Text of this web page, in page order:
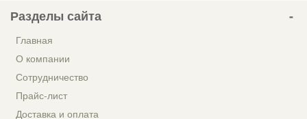
Разделы сайта
Главная
О компании
Сотрудничество
Прайс-лист
Доставка и оплата